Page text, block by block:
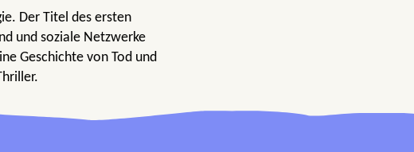
Der Titel des ersten
und soziale Netzwerke
Geschichte von Tod und